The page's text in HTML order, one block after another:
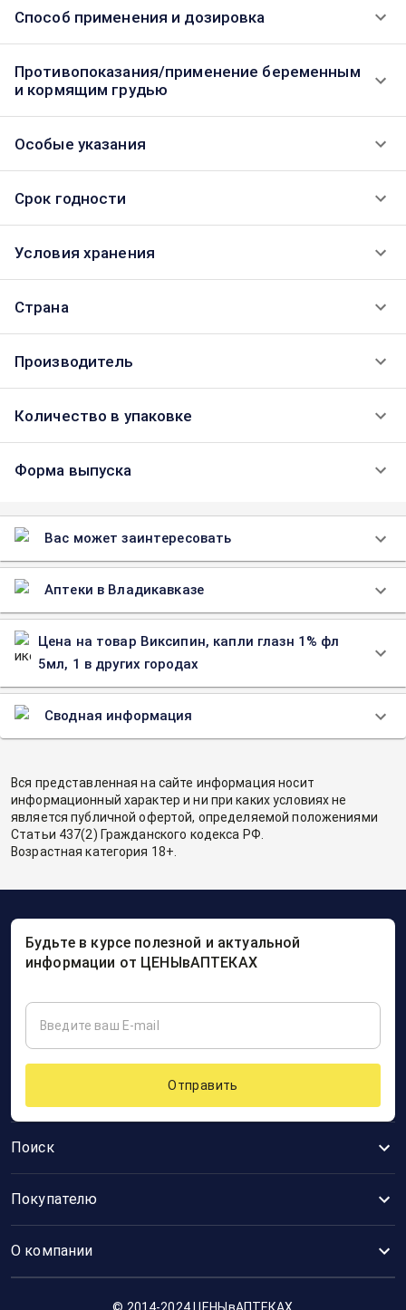
Способ применения и дозировка
Противопоказания/применение беременным
и кормящим грудью
Особые указания
Срок годности
Условия хранения
Страна
Производитель
Количество в упаковке
Форма выпуска
Вас может заинтересовать
Аптеки в Владикавказе
Цена на товар Виксипин, капли глазн 1% фл
5мл, 1 в других городах
Сводная информация
Вся представленная на сайте информация носит
информационный характер и ни при каких условиях не
является публичной офертой, определяемой положениями
Статьи 437(2) Гражданского кодекса РФ.
Возрастная категория 18+.
Поиск
Покупателю
О компании
Будьте в курсе полезной и актуальной
информации от ЦЕНЫвАПТЕКАХ
Отправить